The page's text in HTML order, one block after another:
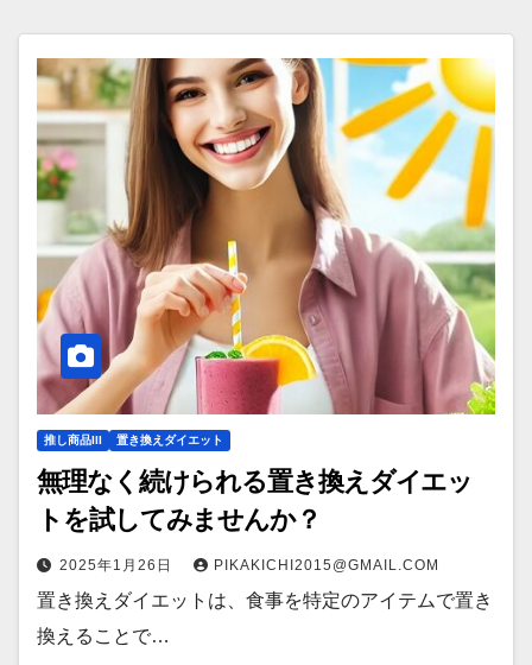
推し商品III 置き換えダイエット
無理なく続けられる置き換えダイエッ
トを試してみませんか？
2025年1月26日 PIKAKICHI2015@GMAIL.COM
置き換えダイエットは、食事を特定のアイテムで置き
換えることで…